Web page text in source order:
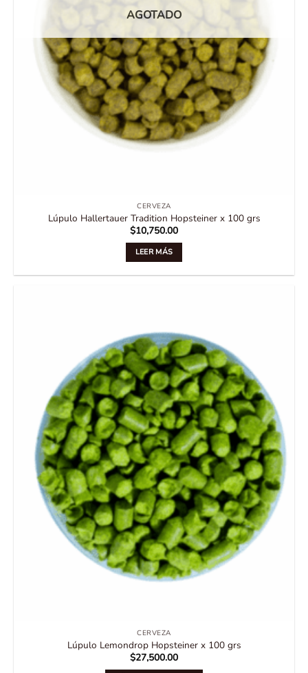
AGOTADO
CERVEZA
Lúpulo Hallertauer Tradition Hopsteiner x 100 grs
$10,750.00
LEER MÁS
CERVEZA
Lúpulo Lemondrop Hopsteiner x 100 grs
$27,500.00